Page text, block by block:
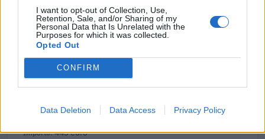
I want to opt-out of Collection, Use,
Retention, Sale, and/or Sharing of my
Personal Data that Is Unrelated with the
Purposes for which it was collected.
Opted Out
CONFIRM
Data Deletion Data Access Privacy Policy
seguito della crisi economica causata dall'epidemia di
COVID-19 [con mo
agenzia delle entrate
2.581 euro
2022-11-11
Esonero dal versamento dei contributi previdenziali
integrazione
443 euro